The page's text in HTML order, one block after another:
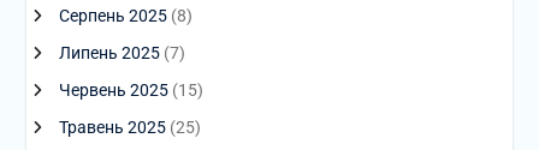
Серпень 2025(8)
Липень 2025(7)
Червень 2025(15)
Травень 2025(25)